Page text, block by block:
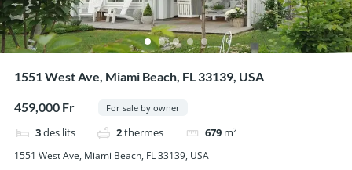
1551 West Ave, Miami Beach, FL 33139, USA
459,000 Fr For sale by owner
3des lits 2thermes 679 m²
1551 West Ave, Miami Beach, FL 33139, USA